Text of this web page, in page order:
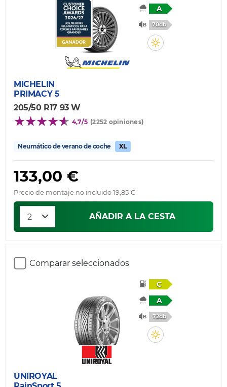
A
70db
MICHELIN
PRIMACY 5
205/50 R17 93 W
4,7/5 (2252 opiniones)
Neumático de verano de coche XL
133,00 €
Precio de montaje no incluido 19,85 €
AÑADIR A LA CESTA
Comparar seleccionados
C
A
72db
UNIROYAL